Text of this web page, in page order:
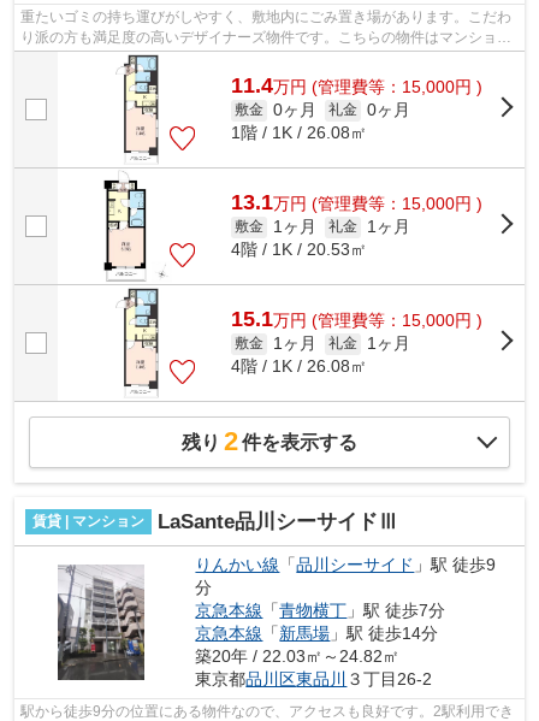
重たいゴミの持ち運びがしやすく、敷地内にごみ置き場があります。こだわ
り派の方も満足度の高いデザイナーズ物件です。こちらの物件はマンション
です。初期費用はカードで決済いただ...
11.4万円 (管理費等：15,000円 )
敷金 0ヶ月 礼金 0ヶ月
1階 / 1K / 26.08㎡
13.1万円 (管理費等：15,000円 )
敷金 1ヶ月 礼金
1ヶ月
4階 / 1K / 20.53㎡
15.1万円 (管理費等：15,000円 )
敷金 1ヶ月 礼金
1ヶ月
4階 / 1K / 26.08㎡
残り 2件を表示する
賃貸 | マンション LaSante品川シーサイドⅢ
りんかい線 「品川シーサイド 」駅 徒歩9
分
京急本線 「青物横丁 」駅 徒歩7分
京急本線 「新馬場 」駅 徒歩14分
築20年 / 22.03㎡～24.82㎡
東京都品川区東品川 ３丁目26-2
駅から徒歩9分の位置にある物件なので、アクセスも良好です。2駅利用でき